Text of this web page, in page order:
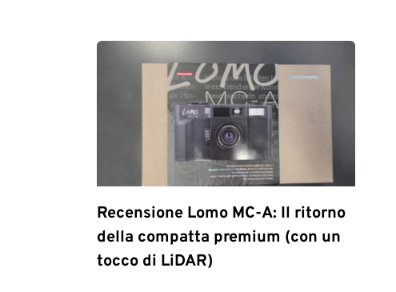
Recensione Lomo MC-A: Il ritorno
della compatta premium (con un
tocco di LiDAR)